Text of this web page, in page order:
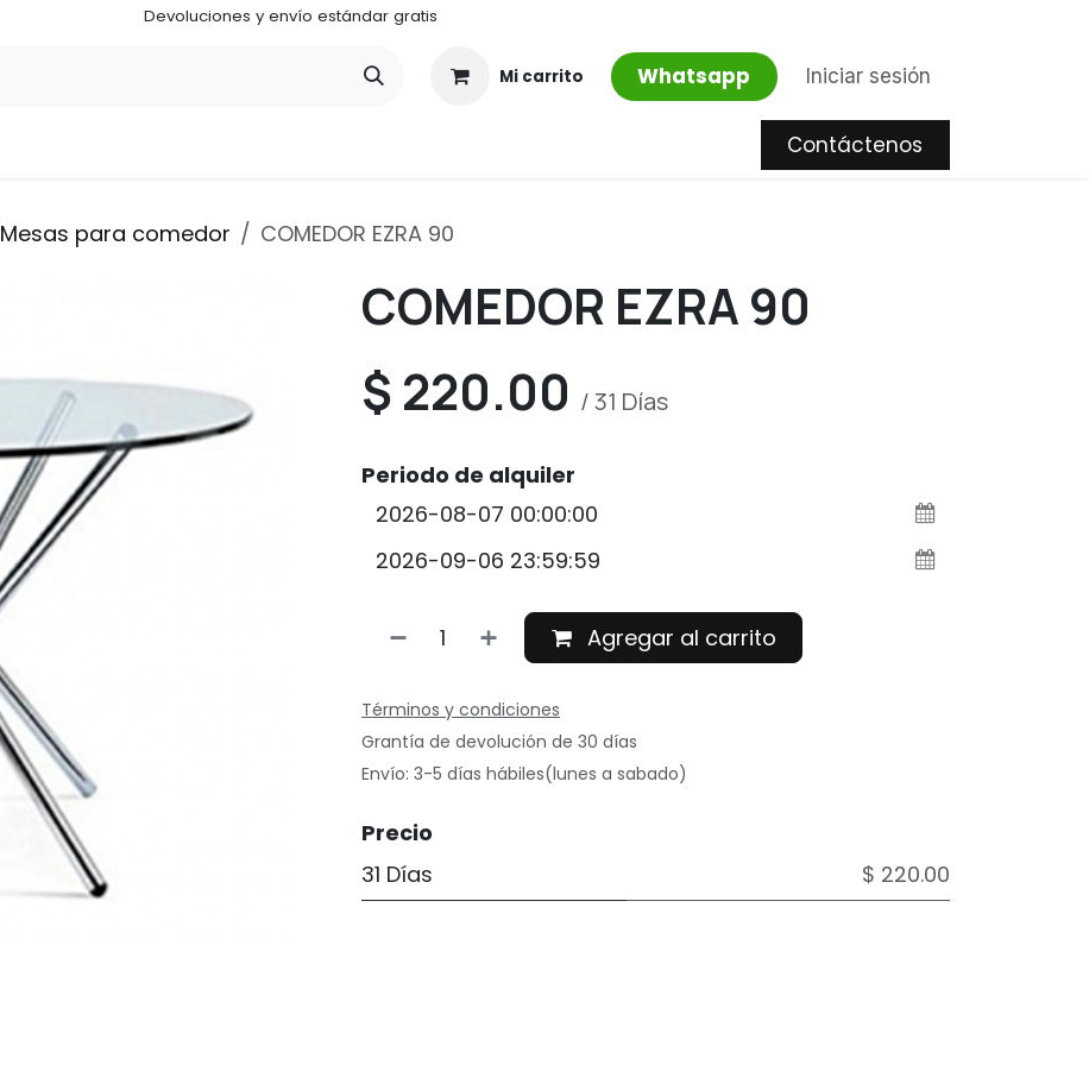
Devoluciones y envío estándar gratis
Mi carrito Whatsapp Iniciar sesión
Contáctenos
Mesas para comedor COMEDOR EZRA 90
COMEDOR EZRA 90
$ 220.00 /31 Días
Periodo de alquiler
Agregar al carrito
Términos y condiciones
Grantía de devolución de 30 días
Envío: 3-5 días hábiles(lunes a sabado)
Precio
31 Días
$ 220.00